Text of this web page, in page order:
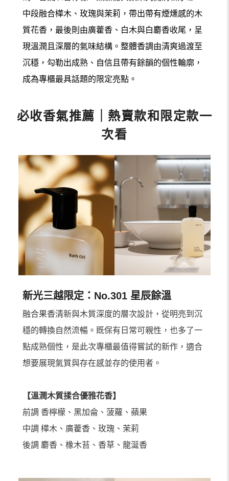
中段融合樺木、玫瑰與茉莉，帶出帶有煙燻感的木
質花香，最後則由廣藿香、白木與白麝香收尾，呈
現溫潤且深層的氣味結構。整體香調由清爽過渡至
沉穩，勾勒出成熟、自信且帶有餘韻的個性輪廓，
成為專櫃最具話題的限定亮點。
必收香氣推薦｜熱賣款和限定款一
次看
新光三越限定：No.301 星辰餘溫
融合果香清新與木質深度的層次設計，從明亮到沉
穩的轉換自然流暢。既保有日常可親性，也多了一
點成熟個性，是此次專櫃最值得嘗試的新作，適合
想要展現氣質與存在感並存的使用者。
【溫潤木質揉合優雅花香】
前調 香檸檬、黑加侖、菠蘿、蘋果
中調 樺木、廣藿香、玫瑰、茉莉
後調 麝香、橡木苔、香草、龍涎香